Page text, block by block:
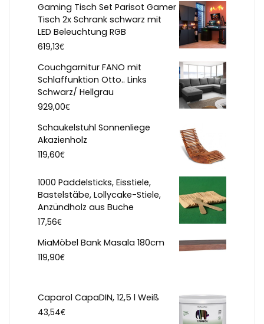
Gaming Tisch Set Parisot Gamer
Tisch 2x Schrank schwarz mit
LED Beleuchtung RGB
619,13€
Couchgarnitur FANO mit
Schlaffunktion Otto.. Links
Schwarz/ Hellgrau
929,00€
Schaukelstuhl Sonnenliege
Akazienholz
119,60€
1000 Paddelsticks, Eisstiele,
Bastelstäbe, Lollycake-Stiele,
Anzündholz aus Buche
17,56€
MiaMöbel Bank Masala 180cm
119,90€
Caparol CapaDIN, 12,5 l Weiß
43,54€